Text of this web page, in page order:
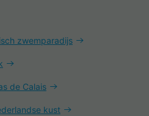
zwemparadijs
de Calais
kust